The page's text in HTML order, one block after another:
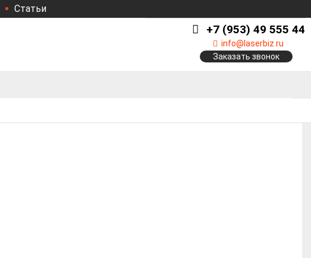
Статьи
+7 (953) 49 555 44
info@laserbiz.ru
Заказать звонок